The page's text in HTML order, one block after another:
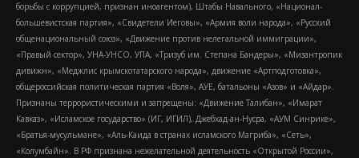
борьбы с коррупцией, признан иноагентом), Штабы Навального, «Национал-
большевистская партия», «Свидетели Иеговы», «Армия воли народа», «Русский
общенациональный союз», «Движение против нелегальной иммиграции»,
«Правый сектор», УНА-УНСО, УПА, «Тризуб им. Степана Бандеры», «Мизантропик
дивижн», «Меджлис крымскотатарского народа», движение «Артподготовка»,
общероссийская политическая партия «Воля», АУЕ, батальоны «Азов» и «Айдар».
Признаны террористическими и запрещены: «Движение Талибан», «Имарат
Кавказ», «Исламское государство» (ИГ, ИГИЛ), Джебхад-ан-Нусра, «АУМ Синрике»,
«Братья-мусульмане», «Аль-Каида в странах исламского Магриба», «Сеть»,
«Колумбайн». В РФ признана нежелательной деятельность «Открытой России»,